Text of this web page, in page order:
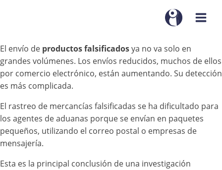
El envío de productos falsificadosya no va solo en
grandes volúmenes. Los envíos reducidos, muchos de ellos
por comercio electrónico, están aumentando. Su detección
es más complicada.
El rastreo de mercancías falsificadas se ha dificultado para
los agentes de aduanas porque se envían en paquetes
pequeños, utilizando el correo postal o empresas de
mensajería.
Esta es la principal conclusión de una investigación